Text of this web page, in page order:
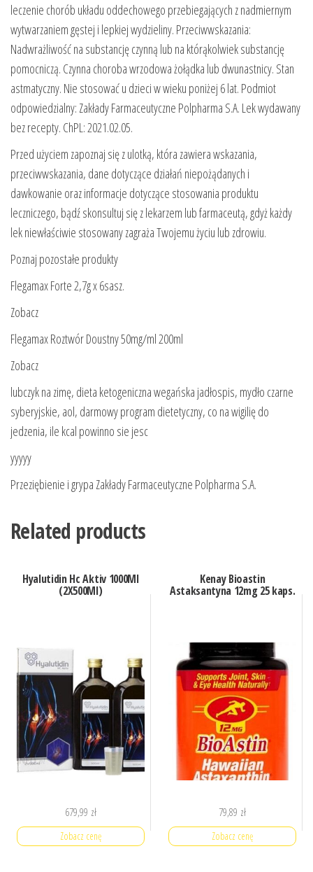
leczenie chorób układu oddechowego przebiegających z nadmiernym
wytwarzaniem gęstej i lepkiej wydzieliny. Przeciwwskazania:
Nadwrażliwość na substancję czynną lub na którąkolwiek substancję
pomocniczą. Czynna choroba wrzodowa żołądka lub dwunastnicy. Stan
astmatyczny. Nie stosować u dzieci w wieku poniżej 6 lat. Podmiot
odpowiedzialny: Zakłady Farmaceutyczne Polpharma S.A. Lek wydawany
bez recepty. ChPL: 2021.02.05.
Przed użyciem zapoznaj się z ulotką, która zawiera wskazania,
przeciwwskazania, dane dotyczące działań niepożądanych i
dawkowanie oraz informacje dotyczące stosowania produktu
leczniczego, bądź skonsultuj się z lekarzem lub farmaceutą, gdyż każdy
lek niewłaściwie stosowany zagraża Twojemu życiu lub zdrowiu.
Poznaj pozostałe produkty
Flegamax Forte 2,7g x 6sasz.
Zobacz
Flegamax Roztwór Doustny 50mg/ml 200ml
Zobacz
lubczyk na zimę, dieta ketogeniczna wegańska jadłospis, mydło czarne
syberyjskie, aol, darmowy program dietetyczny, co na wigilię do
jedzenia, ile kcal powinno sie jesc
yyyyy
Przeziębienie i grypa Zakłady Farmaceutyczne Polpharma S.A.
Related products
Hyalutidin Hc Aktiv 1000Ml
(2X500Ml)
679,99 zł
Zobacz cenę
Kenay Bioastin
Astaksantyna 12mg 25 kaps.
79,89 zł
Zobacz cenę